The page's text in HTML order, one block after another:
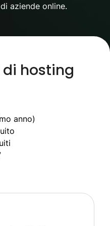
aziende online.
hosting
anno)